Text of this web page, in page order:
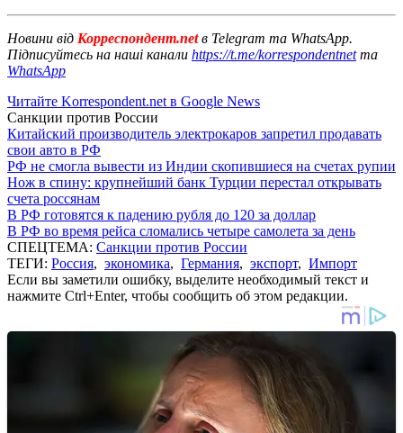
Новини від Корреспондент.netв Telegram та WhatsApp.
Підписуйтесь на наші канали https://t.me/korrespondentnetта
WhatsApp
Читайте Korrespondent.net в Google News
Санкции против России
Китайский производитель электрокаров запретил продавать
свои авто в РФ
РФ не смогла вывести из Индии скопившиеся на счетах рупии
Нож в спину: крупнейший банк Турции перестал открывать
счета россянам
В РФ готовятся к падению рубля до 120 за доллар
В РФ во время рейса сломались четыре самолета за день
СПЕЦТЕМА: Санкции против России
ТЕГИ: Россия, экономика, Германия, экспорт, Импорт
Если вы заметили ошибку, выделите необходимый текст и
нажмите Ctrl+Enter, чтобы сообщить об этом редакции.